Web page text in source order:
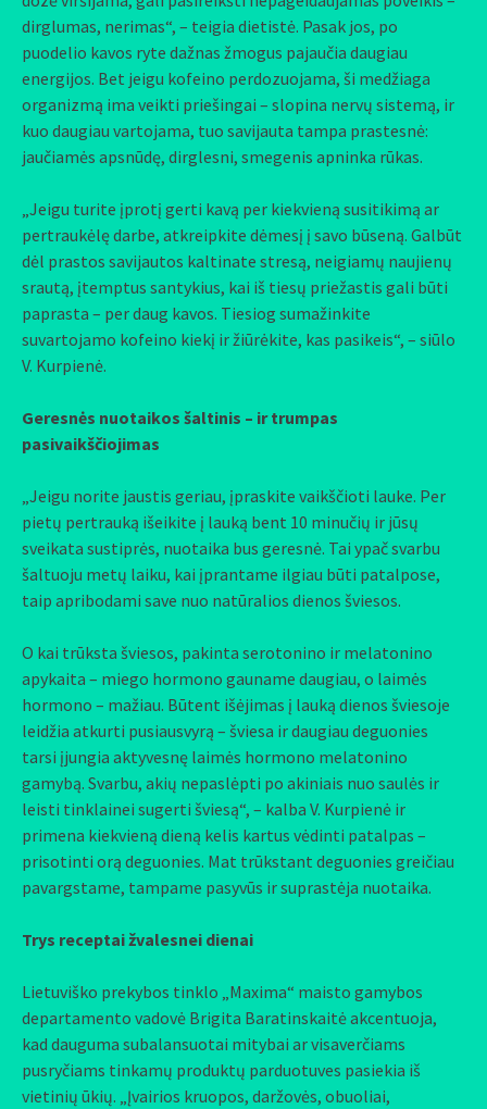
dirglumas, nerimas“, – teigia dietistė. Pasak jos, po
puodelio kavos ryte dažnas žmogus pajaučia daugiau
energijos. Bet jeigu kofeino perdozuojama, ši medžiaga
organizmą ima veikti priešingai – slopina nervų sistemą, ir
kuo daugiau vartojama, tuo savijauta tampa prastesnė:
jaučiamės apsnūdę, dirglesni, smegenis apninka rūkas.
„Jeigu turite įprotį gerti kavą per kiekvieną susitikimą ar
pertraukėlę darbe, atkreipkite dėmesį į savo būseną. Galbūt
dėl prastos savijautos kaltinate stresą, neigiamų naujienų
srautą, įtemptus santykius, kai iš tiesų priežastis gali būti
paprasta – per daug kavos. Tiesiog sumažinkite
suvartojamo kofeino kiekį ir žiūrėkite, kas pasikeis“, – siūlo
V. Kurpienė.
Geresnės nuotaikos šaltinis – ir trumpas
pasivaikščiojimas
„Jeigu norite jaustis geriau, įpraskite vaikščioti lauke. Per
pietų pertrauką išeikite į lauką bent 10 minučių ir jūsų
sveikata sustiprės, nuotaika bus geresnė. Tai ypač svarbu
šaltuoju metų laiku, kai įprantame ilgiau būti patalpose,
taip apribodami save nuo natūralios dienos šviesos.
O kai trūksta šviesos, pakinta serotonino ir melatonino
apykaita – miego hormono gauname daugiau, o laimės
hormono – mažiau. Būtent išėjimas į lauką dienos šviesoje
leidžia atkurti pusiausvyrą – šviesa ir daugiau deguonies
tarsi įjungia aktyvesnę laimės hormono melatonino
gamybą. Svarbu, akių nepaslėpti po akiniais nuo saulės ir
leisti tinklainei sugerti šviesą“, – kalba V. Kurpienė ir
primena kiekvieną dieną kelis kartus vėdinti patalpas –
prisotinti orą deguonies. Mat trūkstant deguonies greičiau
pavargstame, tampame pasyvūs ir suprastėja nuotaika.
Trys receptai žvalesnei dienai
Lietuviško prekybos tinklo „Maxima“ maisto gamybos
departamento vadovė Brigita Baratinskaitė akcentuoja,
kad dauguma subalansuotai mitybai ar visaverčiams
pusryčiams tinkamų produktų parduotuves pasiekia iš
vietinių ūkių. „Įvairios kruopos, daržovės, obuoliai,